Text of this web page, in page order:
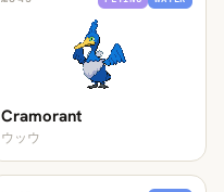
Cramorant
ウッウ